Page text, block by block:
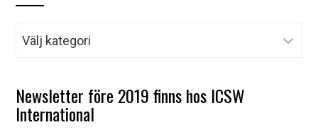
Newsletter före 2019 finns hos ICSW
International